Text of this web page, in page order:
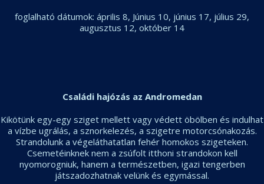
foglalható dátumok: április 8, Június 10, június 17, július 29,
augusztus 12, október 14
Családi hajózás az Andromedan
Kikötünk egy-egy sziget mellett vagy védett öbölben és indulhat
a vízbe ugrálás, a sznorkelezés, a szigetre motorcsónakozás.
Strandolunk a végeláthatatlan fehér homokos szigeteken.
Csemetéinknek nem a zsúfolt itthoni strandokon kell
nyomorogniuk, hanem a természetben, igazi tengerben
játszadozhatnak velünk és egymással.